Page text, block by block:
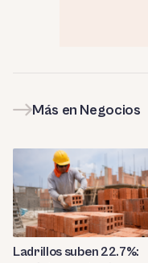
Más en Negocios
Ladrillos suben 22.7%: